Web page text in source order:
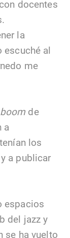
docentes
la
escuché al
me
boom de
a
los
a publicar
espacios
del jazz y
se ha vuelto